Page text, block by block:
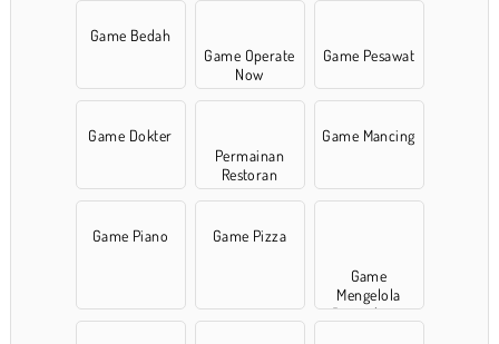
Game Bedah
Game Operate
Now
Game Pesawat
Game Dokter
Permainan
Restoran
Game Mancing
Game Piano Game Pizza
Game
Mengelola
Perusahaan